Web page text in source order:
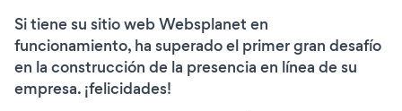
Si tiene su sitio web Websplanet en
funcionamiento, ha superado el primer gran desafío
en la construcción de la presencia en línea de su
empresa. ¡felicidades!